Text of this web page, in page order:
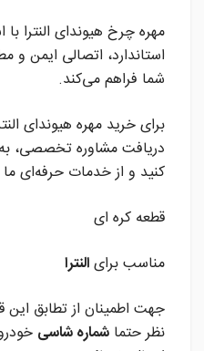
مهره چرخ هیوندای النترا
استاندارد، اتصالی ایمن
شما فراهم می‌کند.
برای خرید مهره هیوندای
دریافت مشاوره تخصصی،
کنید و از خدمات حرفه‌ای
قطعه کره ای
مناسب برایالنترا
جهت اطمینان از تطابق
نظر حتما شماره شاسی